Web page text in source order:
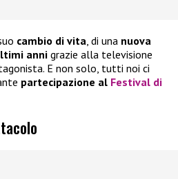
cambio di vita, di una nuova
anni grazie alla televisione
E non solo, tutti noi ci
partecipazione al Festival di